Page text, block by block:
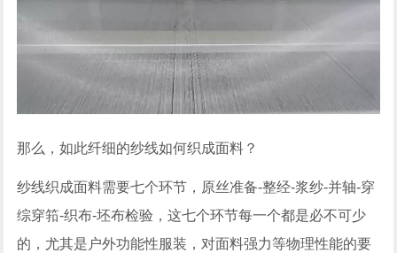
那么，如此纤细的纱线如何织成面料？
纱线织成面料需要七个环节，原丝准备-整经-浆纱-并轴-穿
综穿筘-织布-坯布检验，这七个环节每一个都是必不可少
的，尤其是户外功能性服装，对面料强力等物理性能的要